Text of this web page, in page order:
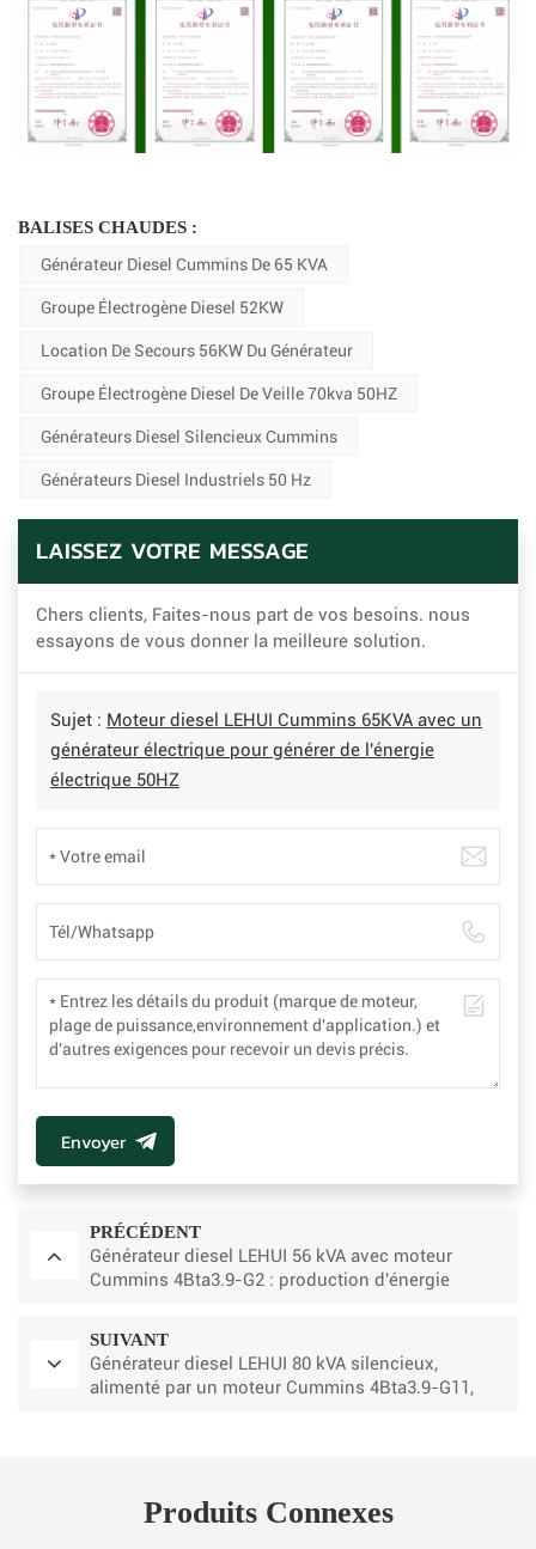
BALISES CHAUDES :
Générateur Diesel Cummins De 65 KVA
Groupe Électrogène Diesel 52KW
Location De Secours 56KW Du Générateur
Groupe Électrogène Diesel De Veille 70kva 50HZ
Générateurs Diesel Silencieux Cummins
Générateurs Diesel Industriels 50 Hz
LAISSEZ VOTRE MESSAGE
Chers clients, Faites-nous part de vos besoins. nous
essayons de vous donner la meilleure solution.
Sujet : Moteur diesel LEHUI Cummins 65KVA avec un
générateur électrique pour générer de l'énergie
électrique 50HZ
Envoyer
PRÉCÉDENT
Générateur diesel LEHUI 56 kVA avec moteur
Cummins 4Bta3.9-G2 : production d'énergie
SUIVANT
Générateur diesel LEHUI 80 kVA silencieux,
alimenté par un moteur Cummins 4Bta3.9-G11,
Produits Connexes